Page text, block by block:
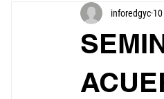
Documentos inforedgyc